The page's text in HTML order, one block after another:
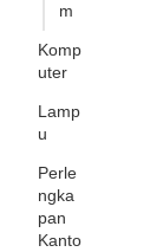
m
Komp
uter
Lamp
u
Perle
ngka
pan
Kanto